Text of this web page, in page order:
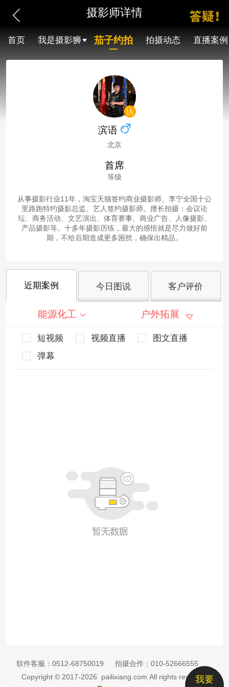
摄影师详情
首页 我是摄影狮 茄子约拍 拍摄动态 直播案例
滨语
北京
首席
等级
从事摄影行业11年，淘宝天猫签约商业摄影师、李宁全国十公
里路跑特约摄影总监、艺人签约摄影师。擅长拍摄：会议论
坛、商务活动、文艺演出、体育赛事、商业广告、人像摄影、
产品摄影等。十多年摄影历练，最大的感悟就是尽力做好前
期，不给后期造成更多困扰，确保出精品。
近期案例 今日图说 客户评价
能源化工 户外拓展
短视频 视频直播
图文直播
弹幕
我要
软件客服： 0512-68750019 拍摄合作： 010-52666555
Copyright © 2017-2026 pailixiang.com All rights reserved